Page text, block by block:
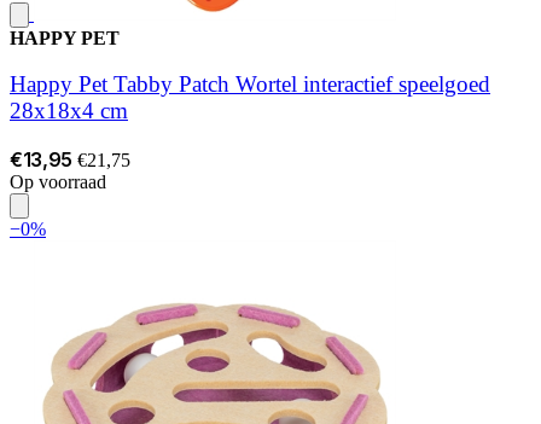
HAPPY PET
Happy Pet Tabby Patch Wortel interactief speelgoed
28x18x4 cm
€13,95 €21,75
Op voorraad
−0%